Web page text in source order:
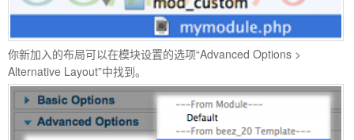
你新加入的布局可以在模块设置的选项“Advanced Options >
Alternative Layout”中找到。